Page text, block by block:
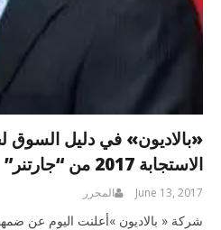
«بالاديون» في دليل السوق
الاستجابة 2017 من “جارتنر”
June 13, 2017 المحرر
شركة « بالاديون »أعلنت اليوم عن